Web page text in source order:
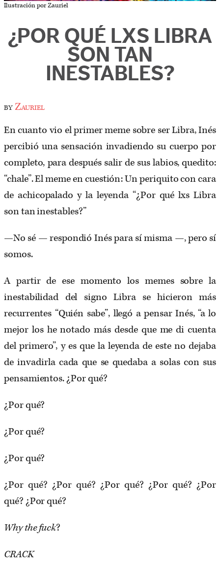
Ilustración por Zauriel
¿POR QUÉ LXS LIBRA
SON TAN
INESTABLES?
byZauriel
En cuanto vio el primer meme sobre ser Libra, Inés
percibió una sensación invadiendo su cuerpo por
completo, para después salir de sus labios, quedito:
“chale”. El meme en cuestión: Un periquito con cara
de achicopalado y la leyenda “¿Por qué lxs Libra
son tan inestables?”
—No sé — respondió Inés para sí misma —, pero sí
somos.
A partir de ese momento los memes sobre la
inestabilidad del signo Libra se hicieron más
recurrentes “Quién sabe”, llegó a pensar Inés, “a lo
mejor los he notado más desde que me di cuenta
del primero”, y es que la leyenda de este no dejaba
de invadirla cada que se quedaba a solas con sus
pensamientos. ¿Por qué?
¿Por qué?
¿Por qué?
¿Por qué?
¿Por qué? ¿Por qué? ¿Por qué? ¿Por qué? ¿Por
qué? ¿Por qué?
Why the fuck?
CRACK